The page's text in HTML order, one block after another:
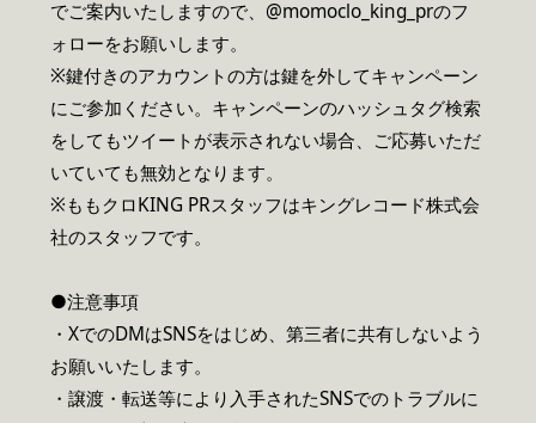
でご案内いたしますので、@momoclo_king_prのフ
ォローをお願いします。
※鍵付きのアカウントの方は鍵を外してキャンペーン
にご参加ください。キャンペーンのハッシュタグ検索
をしてもツイートが表示されない場合、ご応募いただ
いていても無効となります。
※ももクロKING PRスタッフはキングレコード株式会
社のスタッフです。
●注意事項
・XでのDMはSNSをはじめ、第三者に共有しないよう
お願いいたします。
・譲渡・転送等により入手されたSNSでのトラブルに